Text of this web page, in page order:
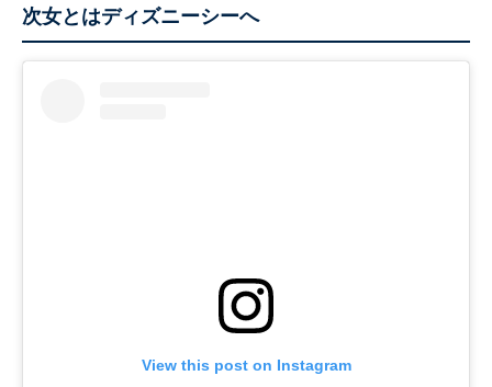
次女とはディズニーシーへ
View this post on Instagram